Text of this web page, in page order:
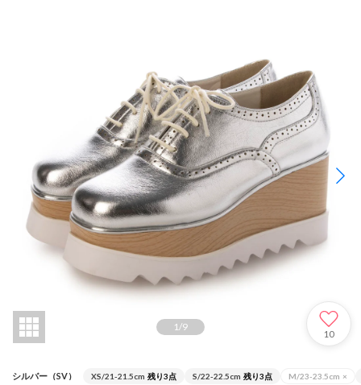
1 /9
10
シルバー（SV） XS/21-21.5cm 残り3点 S/22-22.5cm 残り3点 M/23-23.5cm ×